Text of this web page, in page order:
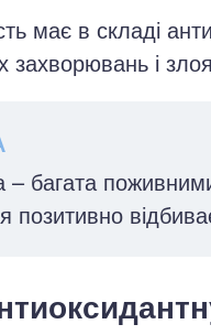
має в складі
захворювань і
– багата
позитивно